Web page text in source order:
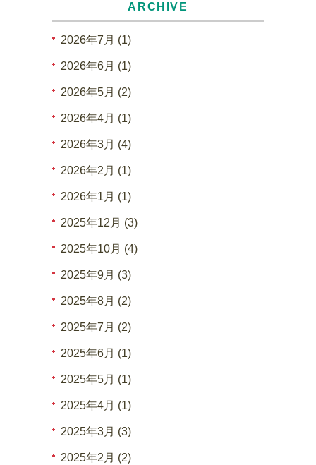
ARCHIVE
2026年7月 (1)
2026年6月 (1)
2026年5月 (2)
2026年4月 (1)
2026年3月 (4)
2026年2月 (1)
2026年1月 (1)
2025年12月 (3)
2025年10月 (4)
2025年9月 (3)
2025年8月 (2)
2025年7月 (2)
2025年6月 (1)
2025年5月 (1)
2025年4月 (1)
2025年3月 (3)
2025年2月 (2)